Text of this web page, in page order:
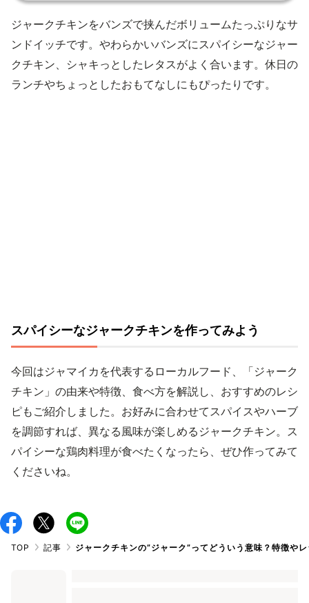
ジャークチキンをバンズで挟んだボリュームたっぷりなサ
ンドイッチです。やわらかいバンズにスパイシーなジャー
クチキン、シャキっとしたレタスがよく合います。休日の
ランチやちょっとしたおもてなしにもぴったりです。
スパイシーなジャークチキンを作ってみよう
今回はジャマイカを代表するローカルフード、「ジャーク
チキン」の由来や特徴、食べ方を解説し、おすすめのレシ
ピもご紹介しました。お好みに合わせてスパイスやハーブ
を調節すれば、異なる風味が楽しめるジャークチキン。ス
パイシーな鶏肉料理が食べたくなったら、ぜひ作ってみて
くださいね。
TOP 記事 ジャークチキンの”ジャーク”ってどういう意味？特徴や